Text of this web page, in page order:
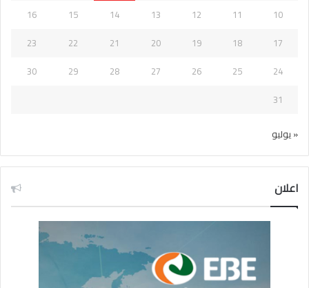
10
11
12
13
14
15
16
17
18
19
20
21
22
23
24
25
26
27
28
29
30
31
« يوليو
اعلان